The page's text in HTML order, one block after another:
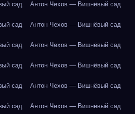
сад Антон Чехов — Вишнёвый сад
сад Антон Чехов — Вишнёвый сад
сад Антон Чехов — Вишнёвый сад
сад Антон Чехов — Вишнёвый сад
сад Антон Чехов — Вишнёвый сад
сад Антон Чехов — Вишнёвый сад